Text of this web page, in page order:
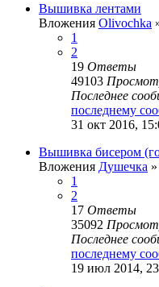
Вышивка лентами
Вложения Olivochka
1
2
19 Ответы
49103
Последнее
последнему
31 окт 2016,
Вышивка бисером
Вложения Душечка
1
2
17 Ответы
35092
Последнее
последнему
19 июл 2014,